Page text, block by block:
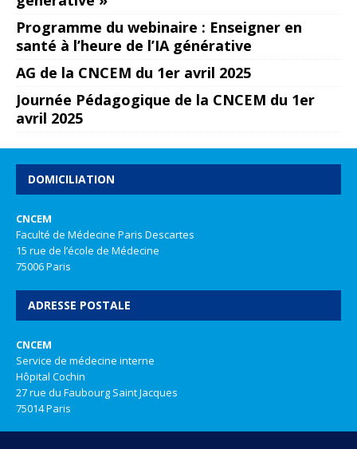
Programme du webinaire : Enseigner en
santé à l’heure de l’IA générative
AG de la CNCEM du 1er avril 2025
Journée Pédagogique de la CNCEM du 1er
avril 2025
DOMICILIATION
CNCEM
Faculté de Médecine Paris Descartes
15 rue de l’école de Médecine
75006 Paris
ADRESSE POSTALE
CNCEM
Service de médecine interne
Hôpital Cochin
27 rue du Faubourg Saint Jacques
75014 Paris